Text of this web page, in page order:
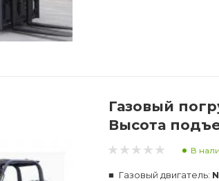
Газовый
Высота
В
Газовый двигатель: